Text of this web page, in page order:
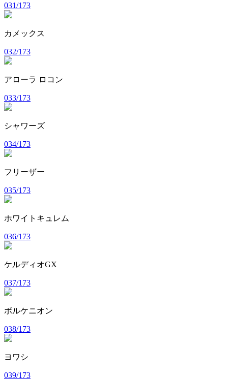
031/173
カメックス
032/173
アローラ ロコン
033/173
シャワーズ
034/173
フリーザー
035/173
ホワイトキュレム
036/173
ケルディオGX
037/173
ボルケニオン
038/173
ヨワシ
039/173